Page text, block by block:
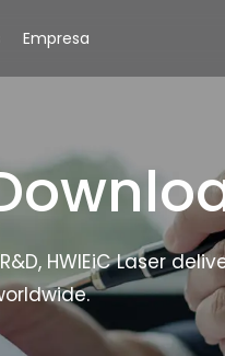
Empresa
HWlEiC Laser